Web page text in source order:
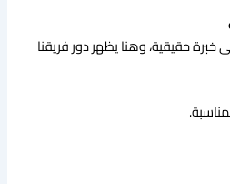
خبرة حقيقية، وهنا يظهر دور فريقنا